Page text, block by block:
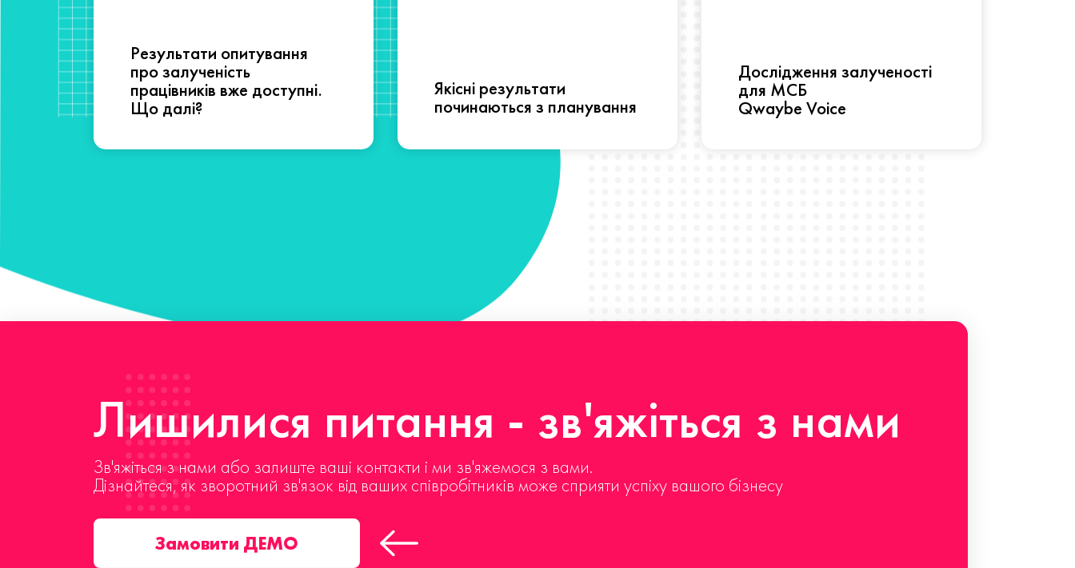
Результати опитування
про залученість
працівників вже доступні.
Що далі?
Якісні результати
починаються з планування
Дослідження залученості
для МСБ
Qwaybe Voice
Лишилися питання - зв'яжіться з нами
Зв'яжіться з нами або залиште ваші контакти і ми зв'яжемося з вами.
Дізнайтеся, як зворотний зв'язок від ваших співробітників може сприяти успіху вашого бізнесу
Замовити ДЕМО